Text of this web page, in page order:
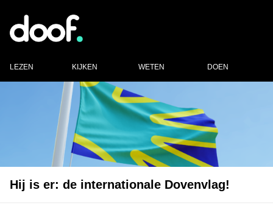
LEZEN KIJKEN WETEN DOEN
Hij is er: de internationale Dovenvlag!